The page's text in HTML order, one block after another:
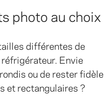
photo au choix
différentes de
Envie
ou de rester fidèle
et rectangulaires ?